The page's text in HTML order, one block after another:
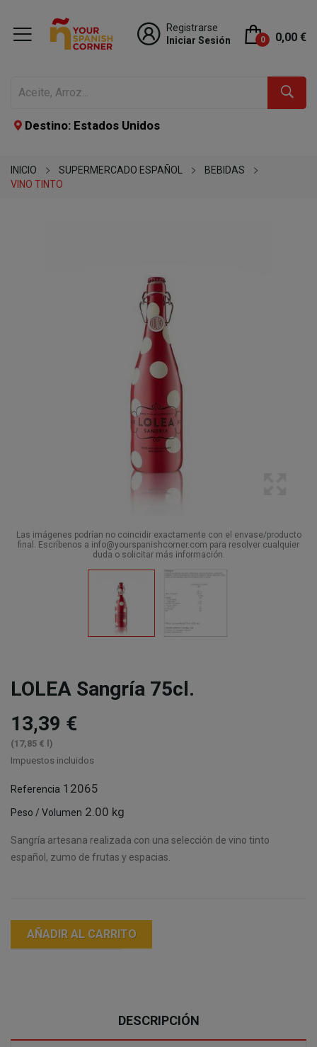
Registrarse
Iniciar Sesión
0 0,00 €
Destino: Estados Unidos
INICIO SUPERMERCADO ESPAÑOL
BEBIDAS
VINO TINTO
Las imágenes podrían no coincidir exactamente con el envase/producto
final. Escríbenos a info@yourspanishcorner.com para resolver cualquier
duda o solicitar más información.
LOLEA Sangría 75cl.
13,39 €
(17,85 € l)
Impuestos incluidos
Referencia 12065
Peso / Volumen 2.00 kg
Sangría artesana realizada con una selección de vino tinto
español, zumo de frutas y espacias.
AÑADIR AL CARRITO
DESCRIPCIÓN